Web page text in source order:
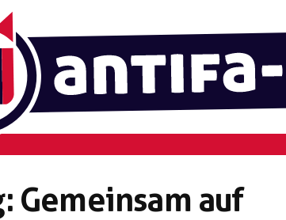
Gemeinsam auf